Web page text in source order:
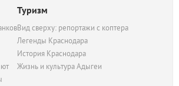
Туризм
Вид сверху: репортажи с коптера
Легенды Краснодара
История Краснодара
Жизнь и культура Адыгеи